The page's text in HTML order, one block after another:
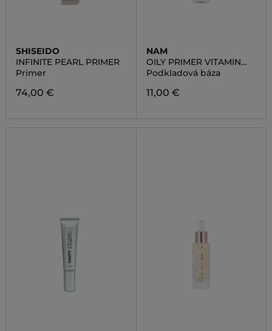
SHISEIDO
INFINITE PEARL PRIMER
Primer
74,00 €
NAM
OILY PRIMER VITAMIN
BOOSTER
Podkladová báza
11,00 €